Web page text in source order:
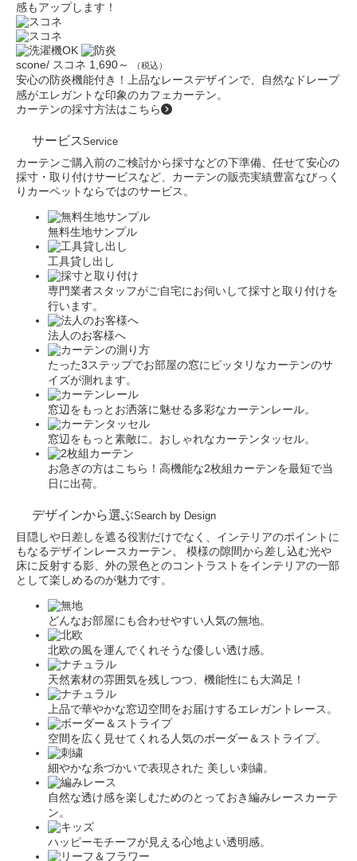
感もアップします！
scone/ スコネ 1,690～ （税込）
安心の防炎機能付き！上品なレースデザインで、自然なドレープ
感がエレガントな印象のカフェカーテン。
カーテンの採寸方法はこちら
サービスService
カーテンご購入前のご検討から採寸などの下準備、任せて安心の
採寸・取り付けサービスなど、カーテンの販売実績豊富なびっく
りカーペットならではのサービス。
無料生地サンプル
工具貸し出し
専門業者スタッフがご自宅にお伺いして採寸と取り付けを
行います。
法人のお客様へ
たった3ステップでお部屋の窓にピッタリなカーテンのサ
イズが測れます。
窓辺をもっとお洒落に魅せる多彩なカーテンレール。
窓辺をもっと素敵に。おしゃれなカーテンタッセル。
お急ぎの方はこちら！高機能な2枚組カーテンを最短で当
日に出荷。
デザインから選ぶSearch by Design
目隠しや日差しを遮る役割だけでなく、インテリアのポイントに
もなるデザインレースカーテン。 模様の隙間から差し込む光や
床に反射する影、外の景色とのコントラストをインテリアの一部
として楽しめるのが魅力です。
どんなお部屋にも合わせやすい人気の無地。
北欧の風を運んでくれそうな優しい透け感。
天然素材の雰囲気を残しつつ、機能性にも大満足！
上品で華やかな窓辺空間をお届けするエレガントレース。
空間を広く見せてくれる人気のボーダー＆ストライプ。
細やかな糸づかいで表現された 美しい刺繍。
自然な透け感を楽しむためのとっておき編みレースカーテ
ン。
ハッピーモチーフが見える心地よい透明感。